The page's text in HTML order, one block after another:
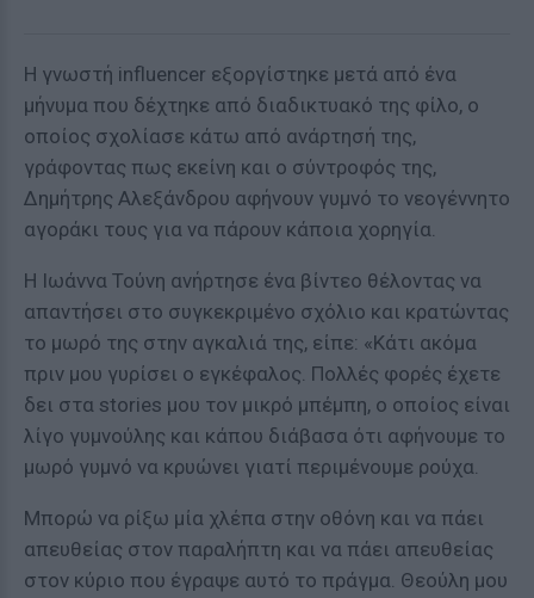
Η γνωστή influencer εξοργίστηκε μετά από ένα
μήνυμα που δέχτηκε από διαδικτυακό της φίλο, ο
οποίος σχολίασε κάτω από ανάρτησή της,
γράφοντας πως εκείνη και ο σύντροφός της,
Δημήτρης Αλεξάνδρου αφήνουν γυμνό το νεογέννητο
αγοράκι τους για να πάρουν κάποια χορηγία.
Η Ιωάννα Τούνη ανήρτησε ένα βίντεο θέλοντας να
απαντήσει στο συγκεκριμένο σχόλιο και κρατώντας
το μωρό της στην αγκαλιά της, είπε: «Κάτι ακόμα
πριν μου γυρίσει ο εγκέφαλος. Πολλές φορές έχετε
δει στα stories μου τον μικρό μπέμπη, ο οποίος είναι
λίγο γυμνούλης και κάπου διάβασα ότι αφήνουμε το
μωρό γυμνό να κρυώνει γιατί περιμένουμε ρούχα.
Μπορώ να ρίξω μία χλέπα στην οθόνη και να πάει
απευθείας στον παραλήπτη και να πάει απευθείας
στον κύριο που έγραψε αυτό το πράγμα. Θεούλη μου